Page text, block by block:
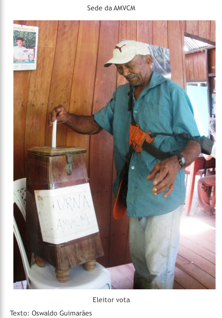
Sede da AMVCM
Eleitor vota
Texto: Oswaldo Guimarães